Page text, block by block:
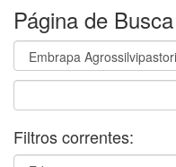
Página de Busca
Filtros correntes: